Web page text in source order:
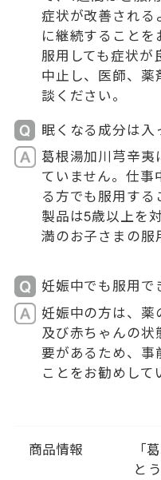
症状が改善される
に継続することを
服用しても症状が
中止し、医師、
談ください。
眠くなる成分は入
葛根湯加川芎辛夷
ていません。仕事
る方でも服用する
製品は5歳以上を
満のお子さまの服
妊娠中でも服用で
妊娠中の方は、
及び赤ちゃんの
要があるため、事
ことをお勧めして
商品情報
「
と